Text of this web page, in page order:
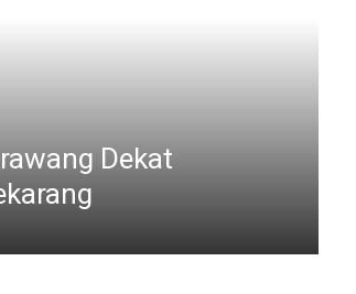
Polsek Babelan Wujudkan